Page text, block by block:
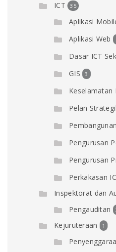
ICT 35
Aplikasi
Aplikasi Web
Dasar ICT
GIS 3
Keselamatan
Pelan
Pengurusan
Pengurusan
Perkakasan
Inspektorat dan
Pengauditan
Kejuruteraan 1